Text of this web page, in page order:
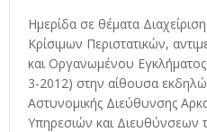
Ημερίδα σε θέματα
Κρίσιμων Περιστατικών,
και Οργανωμένου
3-2012) στην αίθουσα
Αστυνομικής Διεύθυνσης
Υπηρεσιών και Διευθύνσεων